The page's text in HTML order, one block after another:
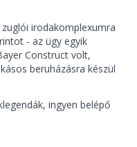
irodakomplexumra
- az ügy egyik
Construct volt,
beruházásra készül
ingyen belépő